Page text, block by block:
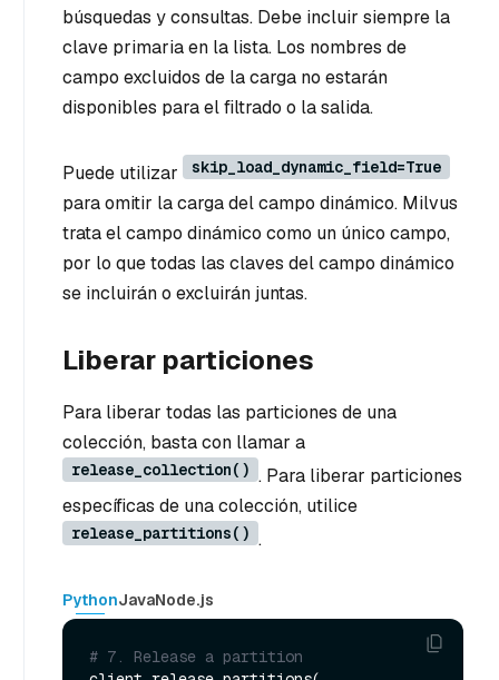
búsquedas y consultas. Debe incluir siempre la
clave primaria en la lista. Los nombres de
campo excluidos de la carga no estarán
disponibles para el filtrado o la salida.
Puede utilizar skip_load_dynamic_field=True
para omitir la carga del campo dinámico. Milvus
trata el campo dinámico como un único campo,
por lo que todas las claves del campo dinámico
se incluirán o excluirán juntas.
Liberar particiones
Para liberar todas las particiones de una
colección, basta con llamar a
release_collection() . Para liberar particiones
específicas de una colección, utilice
release_partitions() .
PythonJavaNode.js
# 7. Release a partition